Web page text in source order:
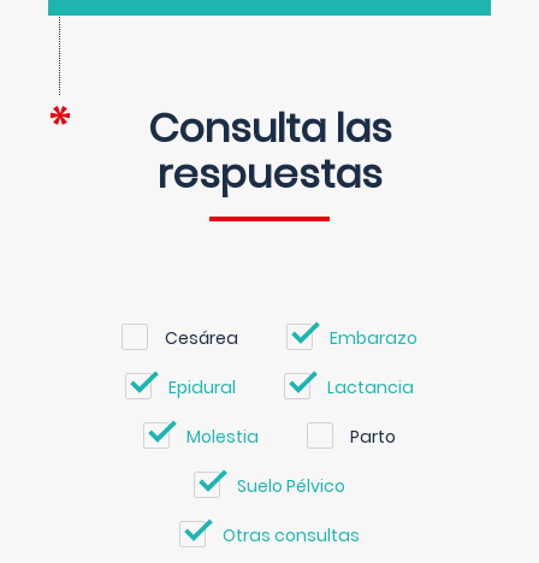
Consulta las
respuestas
Cesárea Embarazo
Epidural Lactancia
Molestia Parto
Suelo Pélvico
Otras consultas